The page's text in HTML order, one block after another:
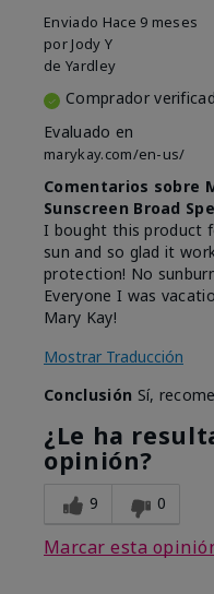
Enviado Hace 9 meses
por Jody Y
de Yardley
Comprador
Evaluado en
marykay.com/en-us/
Comentarios sobre
Sunscreen Broad
I bought this product
sun and so glad it
protection! No
Everyone I was
Mary Kay!
Mostrar Traducción
Conclusión Sí,
¿Le ha
opinión?
9 0
Marcar esta